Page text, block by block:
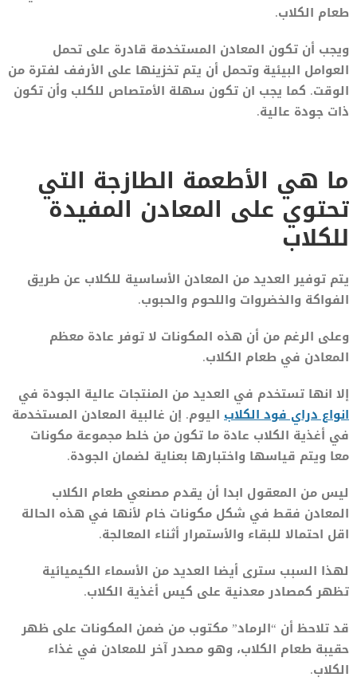
طعام الكلاب.
ويجب أن تكون المعادن المستخدمة قادرة على تحمل
العوامل البيئية وتحمل أن يتم تخزينها على الأرفف لفترة من
الوقت. كما يجب ان تكون سهلة الأمتصاص للكلب وأن تكون
ذات جودة عالية.
ما هي الأطعمة الطازجة التي
تحتوي على المعادن المفيدة
للكلاب
يتم توفير العديد من المعادن الأساسية للكلاب عن طريق
الفواكة والخضروات واللحوم والحبوب.
وعلى الرغم من أن هذه المكونات لا توفر عادة معظم
المعادن في طعام الكلاب.
إلا انها تستخدم في العديد من المنتجات عالية الجودة في
انواع دراي فود الكلاب اليوم. إن غالبية المعادن المستخدمة
في أغذية الكلاب عادة ما تكون من خلط مجموعة مكونات
معا ويتم قياسها واختبارها بعناية لضمان الجودة.
ليس من المعقول ابدا أن يقدم مصنعي طعام الكلاب
المعادن فقط في شكل مكونات خام لأنها في هذه الحالة
اقل احتمالا للبقاء والأستمرار أثناء المعالجة.
لهذا السبب سترى أيضا العديد من الأسماء الكيميائية
تظهر كمصادر معدنية على كيس أغذية الكلاب.
قد تلاحظ أن “الرماد” مكتوب من ضمن المكونات على ظهر
حقيبة طعام الكلاب، وهو مصدر آخر للمعادن في غذاء
الكلاب.